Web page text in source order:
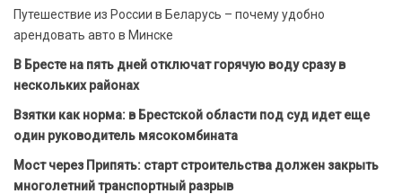
Путешествие из России в Беларусь – почему удобно
арендовать авто в Минске
В Бресте на пять дней отключат горячую воду сразу в
нескольких районах
Взятки как норма: в Брестской области под суд идет еще
один руководитель мясокомбината
Мост через Припять: старт строительства должен закрыть
многолетний транспортный разрыв